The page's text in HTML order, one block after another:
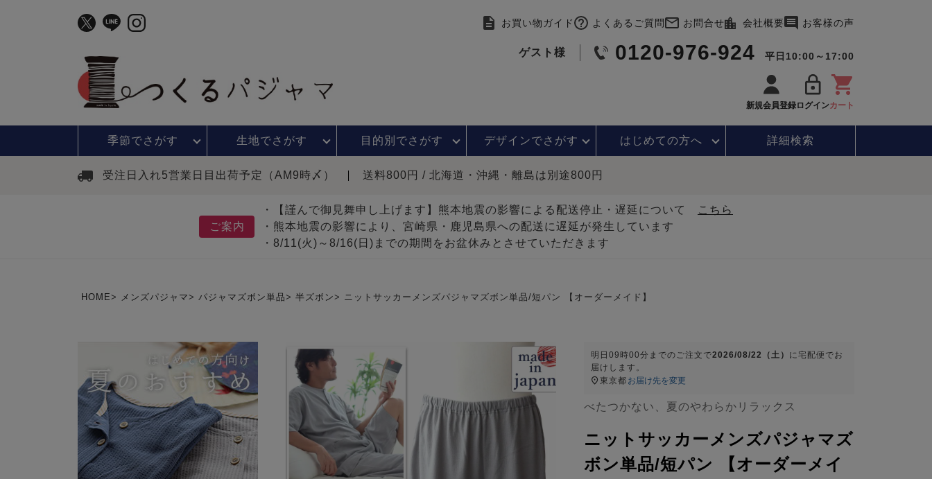
お買い物ガイド よくあるご質問 お問合せ 会社概要 お客様の声
ゲスト様 0120-976-924 平日10:00～17:00
新規会員登録ログインカート
季節でさがす 生地でさがす 目的別でさがす デザインでさがす はじめての方へ 詳細検索
受注日入れ5営業日目出荷予定（AM9時〆） 送料800円 / 北海道・沖縄・離島は別途800円
ご案内
・【謹んで御見舞申し上げます】熊本地震の影響による配送停止・遅延について
こちら
・熊本地震の影響により、宮崎県・鹿児島県への配送に遅延が発生しています
・8/11(火)～8/16(日)までの期間をお盆休みとさせていただきます
HOME メンズパジャマ パジャマズボン単品 半ズボン ニットサッカーメンズパジャマズボン単品/短パン 【オーダーメイド】
明日 09時00分 までのご注文で2026/08/22（土） に宅配便 でお
届けします。
東京都 お届け先を変更
べたつかない、夏のやわらかリラックス
ニットサッカーメンズパジャマズ
ボン単品/短パン 【オーダーメイ